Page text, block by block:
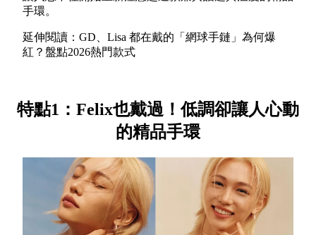
手環。
延伸閱讀：GD、Lisa 都在戴的「網球手鏈」為何爆
紅？盤點2026熱門款式
特點1：Felix也戴過！低調卻讓人心動
的精品手環